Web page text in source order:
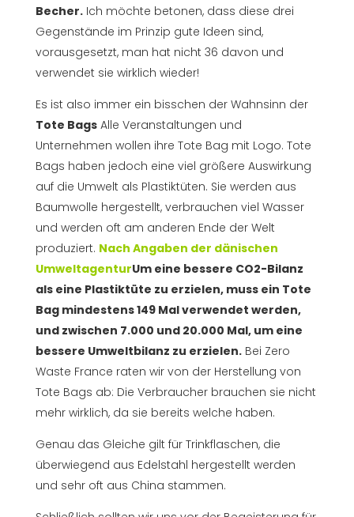
Becher.Ich möchte betonen, dass diese drei
Gegenstände im Prinzip gute Ideen sind,
vorausgesetzt, man hat nicht 36 davon und
verwendet sie wirklich wieder!
Es ist also immer ein bisschen der Wahnsinn der
Tote BagsAlle Veranstaltungen und
Unternehmen wollen ihre Tote Bag mit Logo. Tote
Bags haben jedoch eine viel größere Auswirkung
auf die Umwelt als Plastiktüten. Sie werden aus
Baumwolle hergestellt, verbrauchen viel Wasser
und werden oft am anderen Ende der Welt
produziert. Nach Angaben der dänischen
UmweltagenturUm eine bessere CO2-Bilanz
als eine Plastiktüte zu erzielen, muss ein Tote
Bag mindestens 149 Mal verwendet werden,
und zwischen 7.000 und 20.000 Mal, um eine
bessere Umweltbilanz zu erzielen.Bei Zero
Waste France raten wir von der Herstellung von
Tote Bags ab: Die Verbraucher brauchen sie nicht
mehr wirklich, da sie bereits welche haben.
Genau das Gleiche gilt für Trinkflaschen, die
überwiegend aus Edelstahl hergestellt werden
und sehr oft aus China stammen.